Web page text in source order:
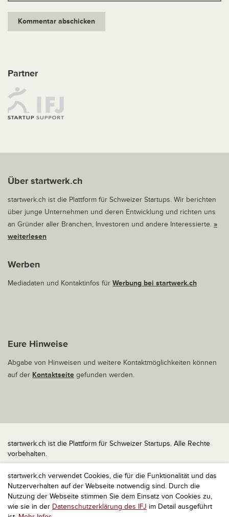
startwerk.ch verwendet Cookies, die für die Funktionalität und das
Nutzerverhalten auf der Webseite notwendig sind. Durch die
Nutzung der Webseite stimmen Sie dem Einsatz von Cookies zu,
wie sie in der Datenschutzerklärung des IFJ im Detail ausgeführt
Partner
Über startwerk.ch
startwerk.ch ist die Plattform für Schweizer Startups. Wir berichten
über junge Unternehmen und deren Entwicklung und richten uns
an Gründer aller Branchen, Investoren und andere Interessierte. »
weiterlesen
Werben
Mediadaten und Kontaktinfos für Werbung bei startwerk.ch
Eure Hinweise
Abgabe von Hinweisen und weitere Kontaktmöglichkeiten können
auf der Kontaktseite gefunden werden.
startwerk.ch ist die Plattform für Schweizer Startups. Alle Rechte
vorbehalten.
Impressum
Kontakt
nach oben